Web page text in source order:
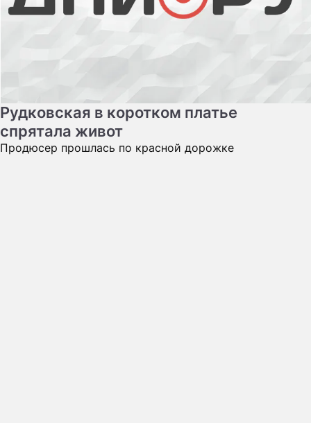
Рудковская в коротком платье
спрятала живот
Продюсер прошлась по красной дорожке